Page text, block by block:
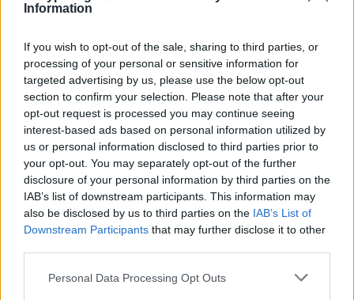
Information
If you wish to opt-out of the sale, sharing to third parties, or
processing of your personal or sensitive information for
targeted advertising by us, please use the below opt-out
section to confirm your selection. Please note that after your
opt-out request is processed you may continue seeing
interest-based ads based on personal information utilized by
us or personal information disclosed to third parties prior to
your opt-out. You may separately opt-out of the further
disclosure of your personal information by third parties on the
IAB’s list of downstream participants. This information may
also be disclosed by us to third parties on the IAB’s List of
Downstream Participants that may further disclose it to other
Personal Data Processing Opt Outs